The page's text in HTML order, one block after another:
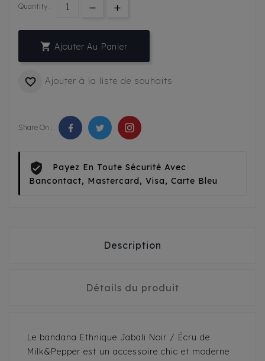
Quantity :
 Ajouter Au Panier
 Ajouter à la liste de souhaits
Share On :
Payez En Toute Sécurité Avec
Bancontact, Mastercard, Visa, Carte Bleu
Description
Détails du produit
Le bandana Ethnique Jabali Noir / Écru de
Milk&Pepper est un accessoire chic et moderne